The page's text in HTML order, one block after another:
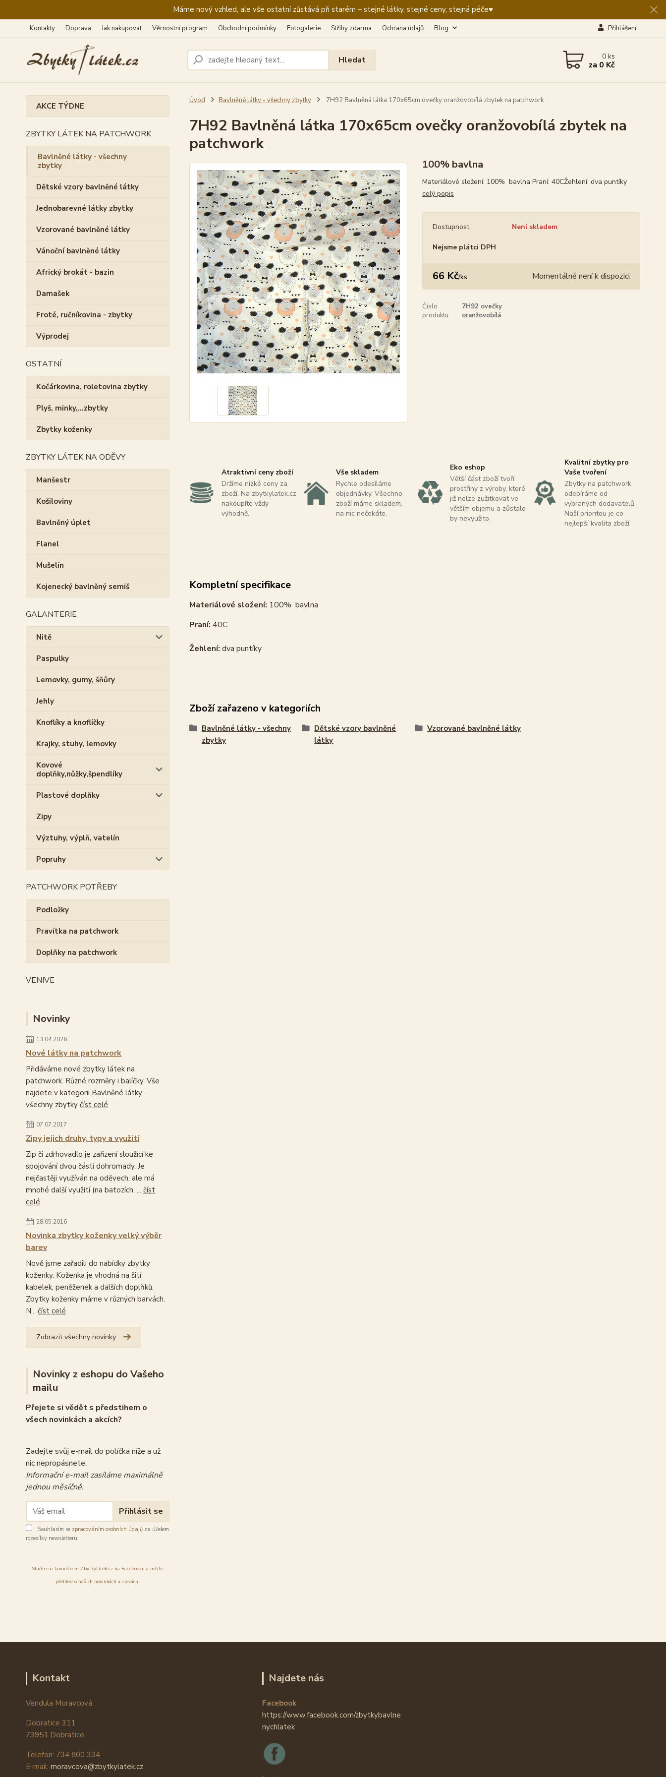
Máme nový vzhled, ale vše ostatní zůstává při starém – stejné látky, stejné ceny, stejná péče♥️
Kontakty Doprava Jak nakupovat Věrnostní program Obchodní podmínky Fotogalerie Střihy zdarma Ochrana údajů Blog Přihlášení
Hledat 0ks
za 0 Kč
AKCE TÝDNE
ZBYTKY LÁTEK NA PATCHWORK
Bavlněné látky - všechny
zbytky
Dětské vzory bavlněné látky
Jednobarevné látky zbytky
Vzorované bavlněné látky
Vánoční bavlněné látky
Africký brokát - bazin
Damašek
Froté, ručníkovina - zbytky
Výprodej
OSTATNÍ
Kočárkovina, roletovina zbytky
Plyš, minky,...zbytky
Zbytky koženky
ZBYTKY LÁTEK NA ODĚVY
Manšestr
Košiloviny
Bavlněný úplet
Flanel
Mušelín
Kojenecký bavlněný semiš
GALANTERIE
Nitě
Paspulky
Lemovky, gumy, šňůry
Jehly
Knoflíky a knoflíčky
Krajky, stuhy, lemovky
Kovové
doplňky,nůžky,špendlíky
Plastové doplňky
Zipy
Výztuhy, výplň, vatelín
Popruhy
PATCHWORK POTŘEBY
Podložky
Pravítka na patchwork
Doplňky na patchwork
VENIVE
Novinky
13.04.2026
Nové látky na patchwork
Přidáváme nové zbytky látek na
patchwork. Různé rozměry i balíčky. Vše
najdete v kategorii Bavlněné látky -
všechny zbytky číst celé
07.07.2017
Zipy jejich druhy, typy a využití
Zip či zdrhovadlo je zařízení sloužící ke
spojování dvou částí dohromady. Je
nejčastěji využíván na oděvech, ale má
mnohé další využití (na batozích, ... číst
celé
28.05.2016
Novinka zbytky koženky velký výběr
barev
Nově jsme zařadili do nabídky zbytky
koženky. Koženka je vhodná na šití
kabelek, peněženek a dalších doplňků.
Zbytky koženky máme v různých barvách.
N... číst celé
Zobrazit všechny novinky
Novinky z eshopu do Vašeho
mailu
Přejete si vědět s předstihem o
všech novinkách a akcích?
Zadejte svůj e-mail do políčka níže a už
nic nepropásnete.
Informační e-mail zasíláme maximálně
jednou měsíčně.
Přihlásit se
Souhlasím se zpracováním osobních údajů za účelem
rozesílky newsletteru.
Staňte se fanouškem Zbytkylátek.cz na Facebooku a mějte
přehled o našich novinkách a slevách.
Úvod Bavlněné látky - všechny zbytky 7H92 Bavlněná látka 170x65cm ovečky oranžovobílá zbytek na patchwork
7H92 Bavlněná látka 170x65cm ovečky oranžovobílá zbytek na
patchwork
100% bavlna
Materiálové složení: 100% bavlna Praní: 40CŽehlení: dva puntíky
celý popis
Dostupnost Není skladem
Nejsme plátci DPH
66 Kč/ks Momentálně není k dispozici
Číslo
produktu:
7H92 ovečky
oranžovobílá
Atraktivní ceny zboží
Držíme nízké ceny za
zboží. Na zbytkylatek.cz
nakoupíte vždy
výhodně.
Vše skladem
Rychle odesíláme
objednávky. Všechno
zboží máme skladem,
na nic nečekáte.
Eko eshop
Větší část zboží tvoří
prostřihy z výroby, které
již nelze zužitkovat ve
větším objemu a zůstalo
by nevyužito.
Kvalitní zbytky pro
Vaše tvoření
Zbytky na patchwork
odebíráme od
vybraných dodavatelů.
Naší prioritou je co
nejlepší kvalita zboží.
Kompletní specifikace
Materiálové složení: 100% bavlna
Praní: 40C
Žehlení: dva puntíky
Zboží zařazeno v kategoriích
Bavlněné látky - všechny
zbytky
Dětské vzory bavlněné
látky
Vzorované bavlněné látky
Kontakt
Vendula Moravcová
Dobratice 311
73951 Dobratice
Telefon: 734 800 334
E-mail: moravcova@zbytkylatek.cz
Najdete nás
Facebook
https://www.facebook.com/zbytkybavlne
nychlatek